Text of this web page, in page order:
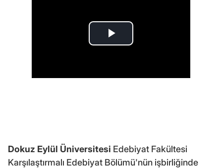
Dokuz Eylül Üniversitesi Edebiyat Fakültesi
Karşılaştırmalı Edebiyat Bölümü'nün işbirliğinde